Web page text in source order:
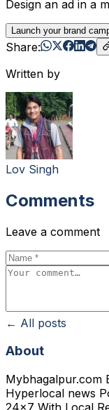
Design an ad in a
Launch your brand
Share:
Written by
Lov Singh
Comments
Leave a comment
← All posts
About
Mybhagalpur.com
Hyperlocal news